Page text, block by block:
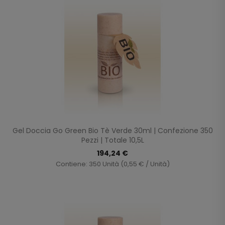
Gel Doccia Go Green Bio Tè Verde 30ml | Confezione 350
Pezzi | Totale 10,5L
194,24 €
Contiene: 350 Unità (0,55 € / Unità)